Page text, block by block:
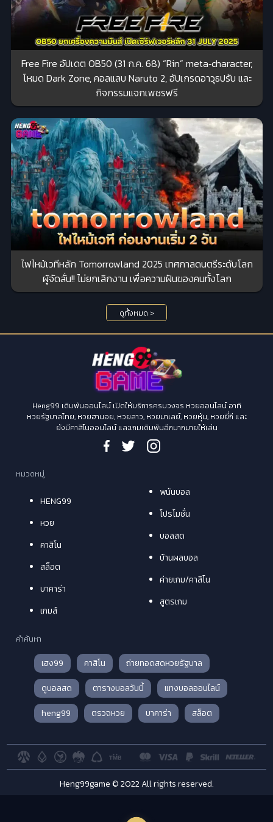
Free Fire อัปเดต OB50 (31 ก.ค. 68) “Rin” meta‑character,
โหมด Dark Zone, คอลแลบ Naruto 2, อัปเกรดอาวุธปรับ และ
กิจกรรมแจกเพชรฟรี
ไฟไหม้เวทีหลัก Tomorrowland 2025 เทศกาลดนตรีระดับโลก
ผู้จัดลั่น!! ไม่ยกเลิกงาน เพื่อความฝันของคนทั้งโลก
ดูทั้งหมด >
Heng99 เดิมพันออนไลน์ เปิดให้บริการครบวงจร หวยออนไลน์ อาทิ
หวยรัฐบาลไทย, หวยฮานอย, หวยลาว, หวยมาเลย์, หวยหุ้น, หวยยี่กี และ
ยังมีคาสิโนออนไลน์ และเกมเดิมพันอีกมากมายให้เล่น
หมวดหมู่
HENG99
หวย
คาสิโน
สล็อต
บาคาร่า
เกมส์
พนันบอล
โปรโมชั่น
บอลสด
บ้านผลบอล
ค่ายเกม/คาสิโน
สูตรเกม
คำค้นหา
เฮง99 คาสิโน
ถ่ายทอดสดหวยรัฐบาล
ดูบอลสด
ตารางบอลวันนี้
แทงบอลออนไลน์
heng99
ตรวจหวย บาคาร่า สล็อต
Heng99game © 2022 All rights reserved.